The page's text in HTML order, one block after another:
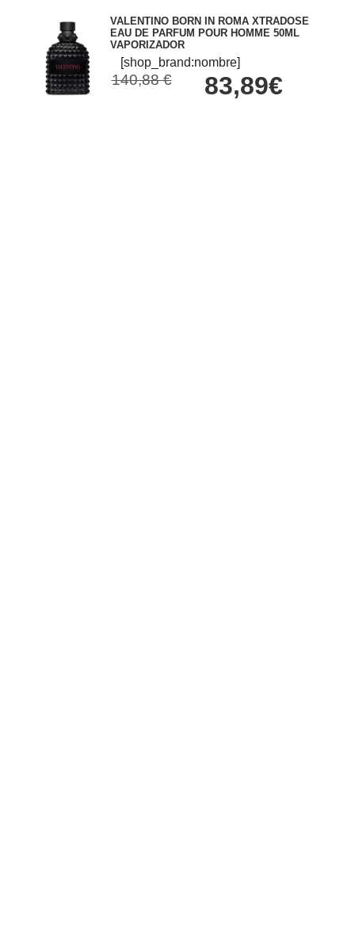
VALENTINO BORN IN ROMA XTRADOSE
EAU DE PARFUM POUR HOMME 50ML
VAPORIZADOR
[shop_brand:nombre]
140,88 € 83,89€